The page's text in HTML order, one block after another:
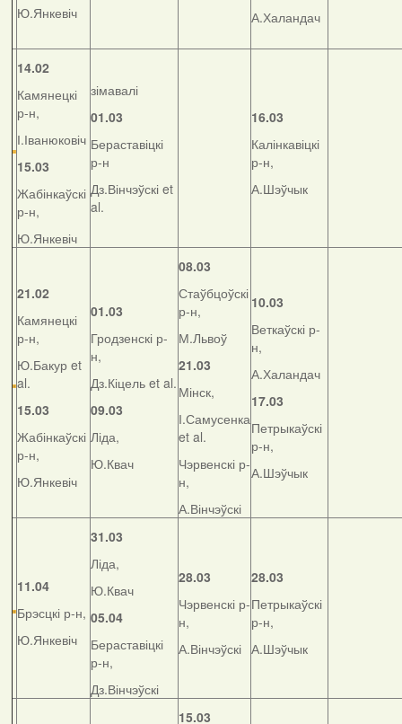
Ю.Янкевіч
А.Халандач
14.02
Камянецкі
р-н,
І.Іванюковіч
15.03
Жабінкаўскі
р-н,
Ю.Янкевіч
зімавалі
01.03
Бераставіцкі
р-н
Дз.Вінчэўскі et
al.
16.03
Калінкавіцкі
р-н,
А.Шэўчык
21.02
Камянецкі
р-н,
Ю.Бакур et
al.
15.03
Жабінкаўскі
р-н,
Ю.Янкевіч
01.03
Гродзенскі р-
н,
Дз.Кіцель et al.
09.03
Ліда,
Ю.Квач
08.03
Стаўбцоўскі
р-н,
М.Львоў
21.03
Мінск,
І.Самусенка
et al.
Чэрвенскі р-
н,
А.Вінчэўскі
10.03
Веткаўскі р-
н,
А.Халандач
17.03
Петрыкаўскі
р-н,
А.Шэўчык
11.04
Брэсцкі р-н,
Ю.Янкевіч
31.03
Ліда,
Ю.Квач
05.04
Бераставіцкі
р-н,
Дз.Вінчэўскі
28.03
Чэрвенскі р-
н,
А.Вінчэўскі
28.03
Петрыкаўскі
р-н,
А.Шэўчык
15.03